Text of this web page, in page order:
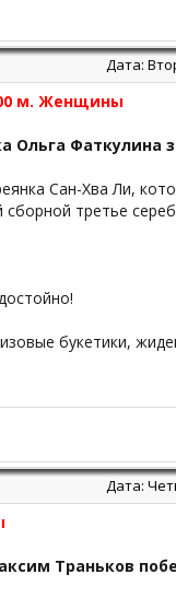
Дата:
м. Женщины
Ольга Фаткулина
Сан-Хва Ли,
сборной третье
букетики,
Дата:
Траньков